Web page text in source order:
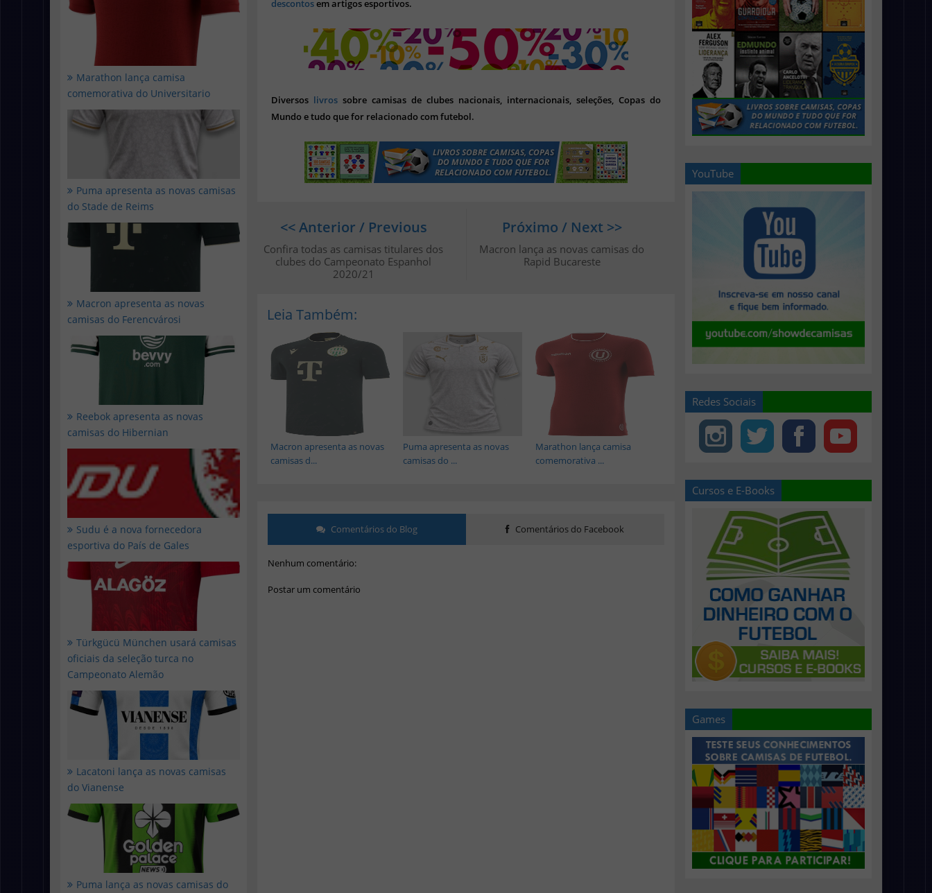
Marathon lança camisa
comemorativa do Universitario
Puma apresenta as novas camisas
do Stade de Reims
Macron apresenta as novas
camisas do Ferencvárosi
Reebok apresenta as novas
camisas do Hibernian
Sudu é a nova fornecedora
esportiva do País de Gales
Türkgücü München usará camisas
oficiais da seleção turca no
Campeonato Alemão
Lacatoni lança as novas camisas
do Vianense
Puma lança as novas camisas do
descontosem artigos esportivos.
Diversos livros sobre camisas de clubes nacionais, internacionais, seleções, Copas do
Mundo e tudo que for relacionado com futebol.
Próximo / Next >>
Macron lança as novas camisas do
Rapid Bucareste
<< Anterior / Previous
Confira todas as camisas titulares dos
clubes do Campeonato Espanhol
2020/21
Leia Também:
Marathon lança camisa
comemorativa ...
Puma apresenta as novas
camisas do ...
Macron apresenta as novas
camisas d...
Comentários do Blog Comentários do Facebook
Nenhum comentário:
Postar um comentário
YouTube
Redes Sociais
Cursos e E-Books
Games